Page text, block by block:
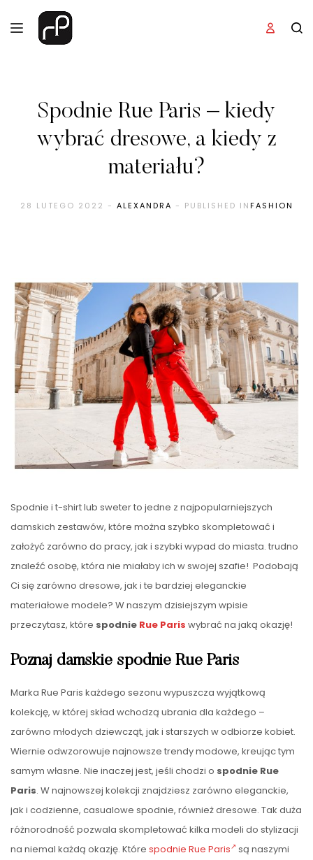
Spodnie Rue Paris – kiedy
wybrać dresowe, a kiedy z
materiału?
28 LUTEGO 2022 - ALEXANDRA - PUBLISHED INFASHION
Spodnie i t-shirt lub sweter to jedne z najpopularniejszych
damskich zestawów, które można szybko skompletować i
założyć zarówno do pracy, jak i szybki wypad do miasta. trudno
znaleźć osobę, która nie miałaby ich w swojej szafie! Podobają
Ci się zarówno dresowe, jak i te bardziej eleganckie
materiałowe modele? W naszym dzisiejszym wpisie
przeczytasz, które spodnie Rue Paris wybrać na jaką okazję!
Poznaj damskie spodnie Rue Paris
Marka Rue Paris każdego sezonu wypuszcza wyjątkową
kolekcję, w której skład wchodzą ubrania dla każdego –
zarówno młodych dziewcząt, jak i starszych w odbiorze kobiet.
Wiernie odwzorowuje najnowsze trendy modowe, kreując tym
samym własne. Nie inaczej jest, jeśli chodzi o spodnie Rue
Paris. W najnowszej kolekcji znajdziesz zarówno eleganckie,
jak i codzienne, casualowe spodnie, również dresowe. Tak duża
różnorodność pozwala skompletować kilka modeli do stylizacji
na niemal każdą okazję. Które spodnie Rue Paris
są naszymi